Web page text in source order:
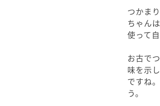
つかま
ちゃん
使って
お古で
味を示
ですね
う。